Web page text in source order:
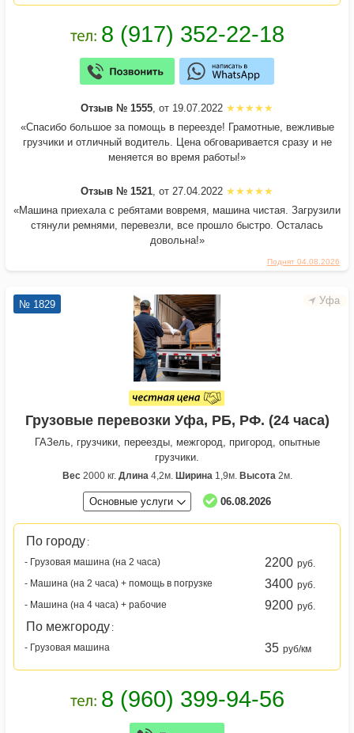
Поднят 04.08.2026
Отзыв № 1555, от 19.07.2022
«Спасибо большое за помощь в переезде! Грамотные, вежливые
грузчики и отличный водитель. Цена обговаривается сразу и не
меняется во время работы!»
Отзыв № 1521, от 27.04.2022
«Машина приехала с ребятами вовремя, машина чистая. Загрузили
стянули ремнями, перевезли, все прошло быстро. Осталась
довольна!»
Уфа
№ 1829
Грузовые перевозки Уфа, РБ, РФ. (24 часа)
ГАЗель, грузчики, переезды, межгород, пригород, опытные
грузчики.
Вес2000 кг. Длина 4,2м. Ширина 1,9м. Высота 2м.
Основные услуги 06.08.2026
По городу :
- Грузовая машина (на 2 часа)
2200 руб.
- Машина (на 2 часа) + помощь в погрузке
3400 руб.
- Машина (на 4 часа) + рабочие
9200 руб.
По межгороду :
- Грузовая машина
35 руб/км